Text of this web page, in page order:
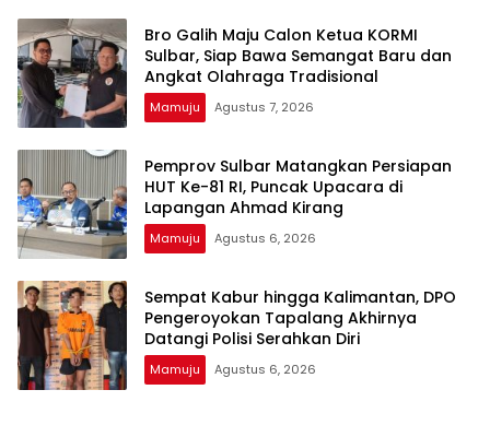
Bro Galih Maju Calon Ketua KORMI
Sulbar, Siap Bawa Semangat Baru dan
Angkat Olahraga Tradisional
Mamuju Agustus 7, 2026
Pemprov Sulbar Matangkan Persiapan
HUT Ke-81 RI, Puncak Upacara di
Lapangan Ahmad Kirang
Mamuju Agustus 6, 2026
Sempat Kabur hingga Kalimantan, DPO
Pengeroyokan Tapalang Akhirnya
Datangi Polisi Serahkan Diri
Mamuju Agustus 6, 2026